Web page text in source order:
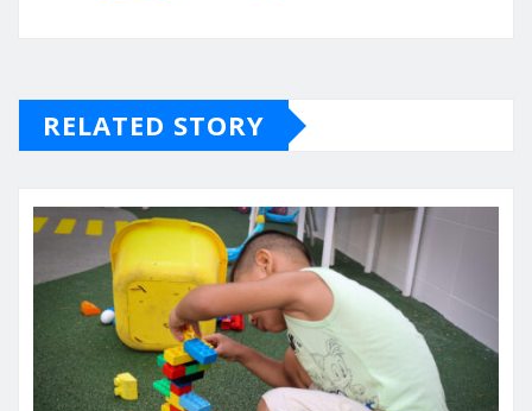
RELATED STORY